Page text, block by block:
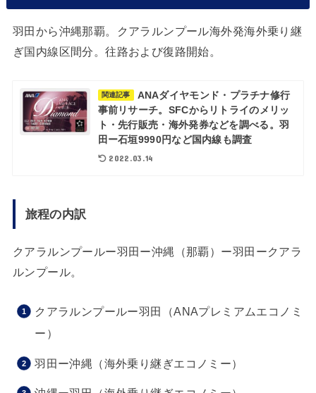
羽田から沖縄那覇。クアラルンプール海外発海外乗り継
ぎ国内線区間分。往路および復路開始。
関連記事
ANAダイヤモンド・プラチナ修行
事前リサーチ。SFCからリトライのメリッ
ト・先行販売・海外発券などを調べる。羽
田ー石垣9990円など国内線も調査
2022.03.14
旅程の内訳
クアラルンプールー羽田ー沖縄（那覇）ー羽田ークアラ
ルンプール。
クアラルンプールー羽田（ANAプレミアムエコノミ
ー）
羽田ー沖縄（海外乗り継ぎエコノミー）